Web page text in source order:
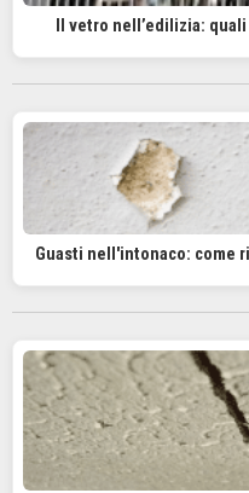
Il vetro nell’edilizia:
Guasti nell'intonaco: come